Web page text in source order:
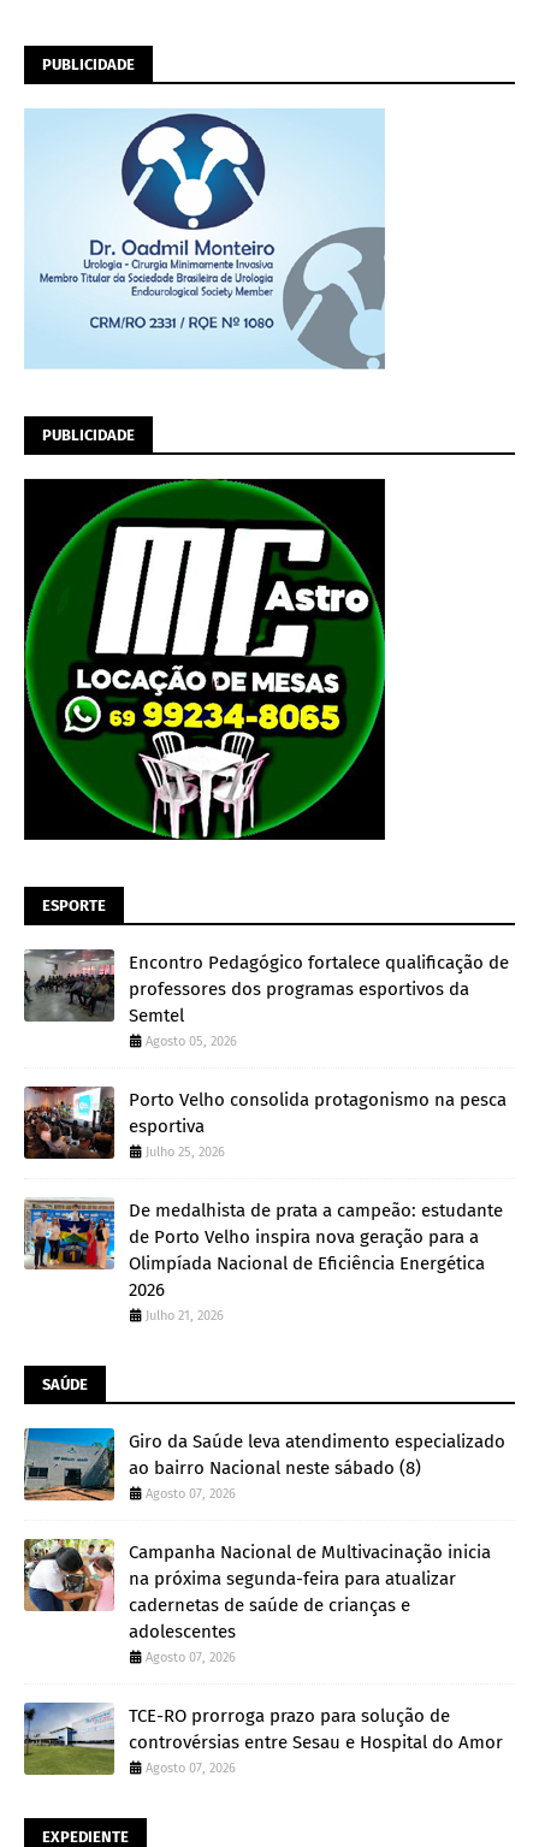
PUBLICIDADE
PUBLICIDADE
ESPORTE
Encontro Pedagógico fortalece qualificação de
professores dos programas esportivos da
Semtel
Agosto 05, 2026
Porto Velho consolida protagonismo na pesca
esportiva
Julho 25, 2026
De medalhista de prata a campeão: estudante
de Porto Velho inspira nova geração para a
Olimpíada Nacional de Eficiência Energética
2026
Julho 21, 2026
SAÚDE
Giro da Saúde leva atendimento especializado
ao bairro Nacional neste sábado (8)
Agosto 07, 2026
Campanha Nacional de Multivacinação inicia
na próxima segunda-feira para atualizar
cadernetas de saúde de crianças e
adolescentes
Agosto 07, 2026
TCE-RO prorroga prazo para solução de
controvérsias entre Sesau e Hospital do Amor
Agosto 07, 2026
EXPEDIENTE